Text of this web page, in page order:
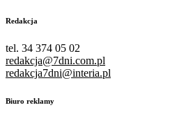
Redakcja
tel. 34 374 05 02
redakcja@7dni.com.pl
redakcja7dni@interia.pl
Biuro reklamy